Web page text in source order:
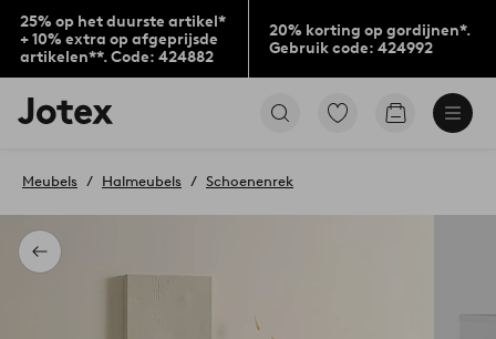
25% op het duurste artikel*
+ 10% extra op afgeprijsde
artikelen**. Code: 424882
20% korting op gordijnen*.
Gebruik code: 424992
Jotex
logo
to
home
page
Ga
Go
Terug
Meubels Halmeubels Schoenenrek